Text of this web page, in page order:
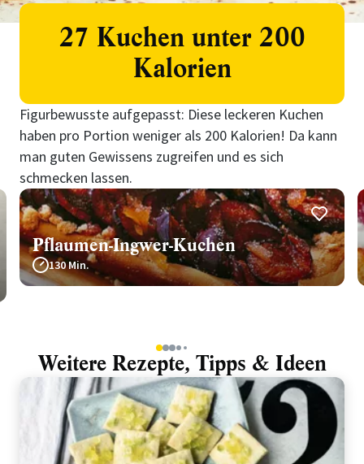
27 Kuchen unter 200
Kalorien
Figurbewusste aufgepasst: Diese leckeren Kuchen
haben pro Portion weniger als 200 Kalorien! Da kann
man guten Gewissens zugreifen und es sich
schmecken lassen.
Pflaumen-Ingwer-Kuchen
130 Min.
1234 5
Weitere Rezepte, Tipps & Ideen